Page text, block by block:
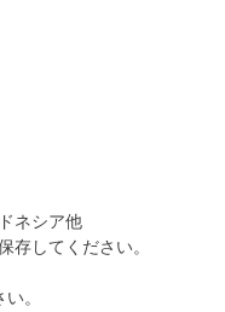
ネシア他
存してください。
。